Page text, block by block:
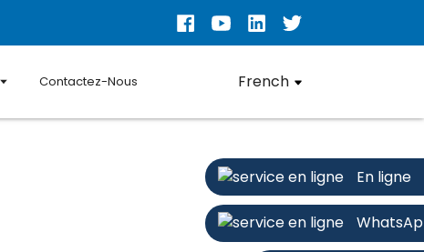
Contactez-Nous French
En ligne